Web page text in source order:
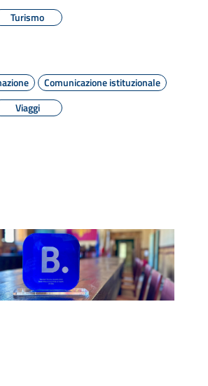
Turismo
Comunicazione istituzionale
Viaggi